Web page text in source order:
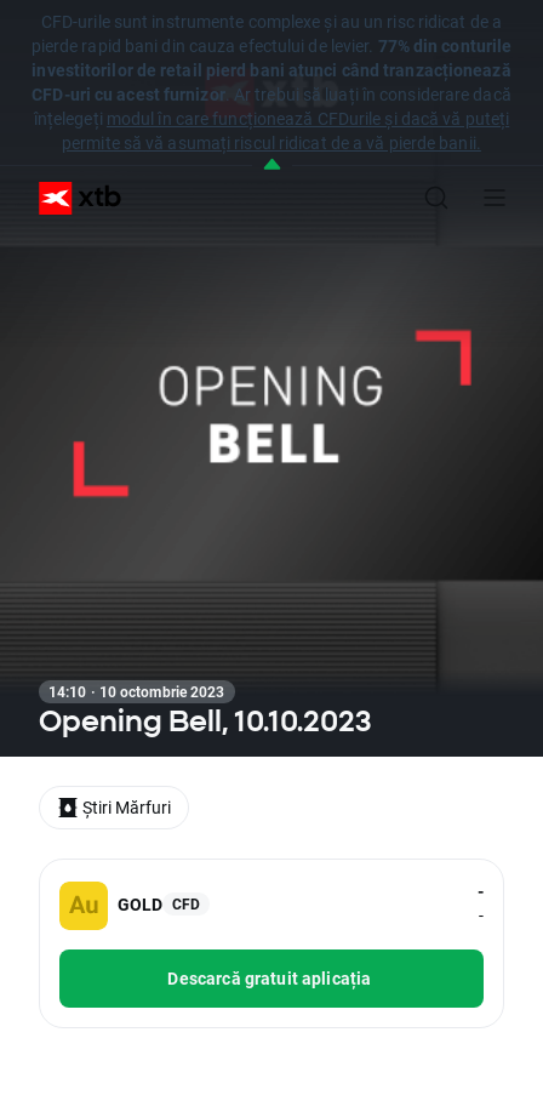
CFD-urile sunt instrumente complexe și au un risc ridicat de a
pierde rapid bani din cauza efectului de levier. 77% din conturile
investitorilor de retail pierd bani atunci când tranzacționează
CFD-uri cu acest furnizor. Ar trebui să luați în considerare dacă
înțelegeți modul în care funcționează CFDurile și dacă vă puteți
permite să vă asumați riscul ridicat de a vă pierde banii.
14:10 · 10 octombrie 2023
Opening Bell, 10.10.2023
GOLD CFD
-
-
Descarcă gratuit aplicația
Știri Mărfuri